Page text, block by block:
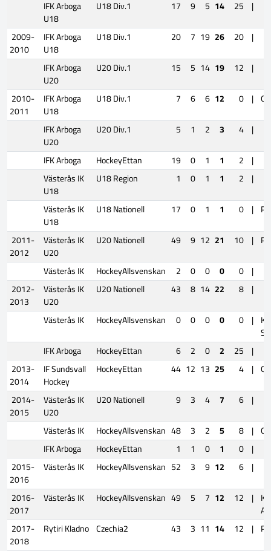
IFK Arboga
U18
U18 Div.1 17 9 5 14 25 |
2009-
2010
IFK Arboga
U18
U18 Div.1 20 7 19 26 20 |
IFK Arboga
U20
U20 Div.1 15 5 14 19 12 |
2010-
2011
IFK Arboga
U18
U18 Div.1 7 6 6 12 0 |
IFK Arboga
U20
U20 Div.1 5 1 2 3 4 |
IFK Arboga
HockeyEttan 19 0 1 1 2 |
Västerås IK
U18
U18 Region 1 0 1 1 2 |
Västerås IK
U18
U18 Nationell 17 0 1 1 0 |
2011-
2012
Västerås IK
U20
U20 Nationell 49 9 12 21 10 |
Västerås IK
HockeyAllsvenskan 2 0 0 0 0 |
2012-
2013
Västerås IK
U20
U20 Nationell 43 8 14 22 8 |
Västerås IK
HockeyAllsvenskan 0 0 0 0 0 |
IFK Arboga
HockeyEttan 6 2 0 2 25 |
2013-
2014
IF Sundsvall
Hockey
HockeyEttan 44 12 13 25 4 |
2014-
2015
Västerås IK
U20
U20 Nationell 9 3 4 7 6 |
Västerås IK
HockeyAllsvenskan 48 3 2 5 8 |
IFK Arboga
HockeyEttan 1 1 0 1 0 |
2015-
2016
Västerås IK HockeyAllsvenskan 52 3 9 12 6 |
2016-
2017
Västerås IK HockeyAllsvenskan 49 5 7 12 12 |
AS
2017-
2018
Rytiri Kladno Czechia2 43 3 11 14 12 |